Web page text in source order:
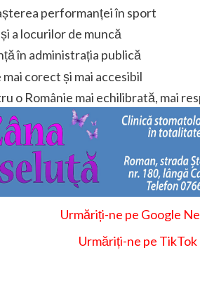
performanței în sport
a locurilor de muncă
în administrația publică
corect și mai accesibil
o Românie mai echilibrată, mai
Urmăriți-ne pe Google
Urmăriți-ne pe TikTok